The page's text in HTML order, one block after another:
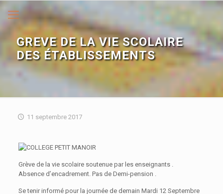
GREVE DE LA VIE SCOLAIRE
DES ÉTABLISSEMENTS
11 septembre 2017
Grève de la vie scolaire soutenue par les enseignants .
Absence d’encadrement. Pas de Demi-pension .
Se tenir informé pour la journée de demain Mardi 12 Septembre